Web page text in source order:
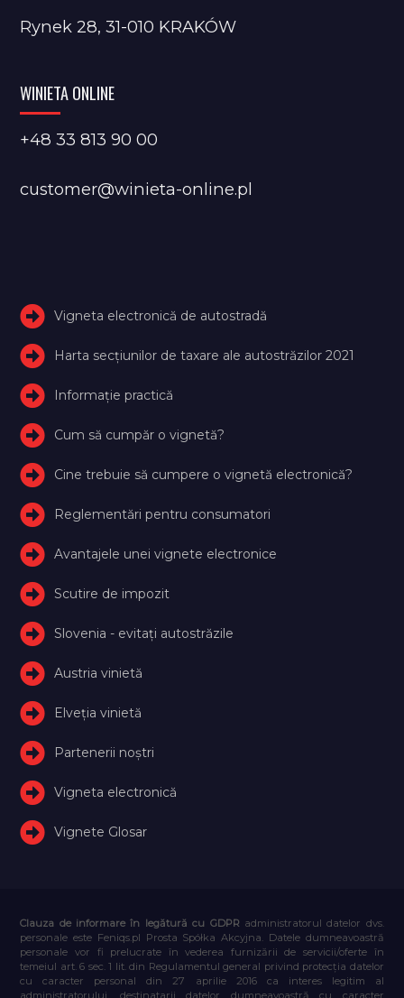
Rynek 28, 31-010 KRAKÓW
WINIETA ONLINE
+48 33 813 90 00
customer@winieta-online.pl
Vigneta electronică de autostradă
Harta secțiunilor de taxare ale autostrăzilor 2021
Informație practică
Cum să cumpăr o vignetă?
Cine trebuie să cumpere o vignetă electronică?
Reglementări pentru consumatori
Avantajele unei vignete electronice
Scutire de impozit
Slovenia - evitați autostrăzile
Austria vinietă
Elveţia vinietă
Partenerii noștri
Vigneta electronică
Vignete Glosar
Clauza de informare în legătură cu GDPR administratorul datelor dvs.
personale este Feniqs.pl Prosta Spółka Akcyjna. Datele dumneavoastră
personale vor fi prelucrate în vederea furnizării de servicii/oferte în
temeiul art. 6 sec. 1 lit. din Regulamentul general privind protecția datelor
cu caracter personal din 27 aprilie 2016 ca interes legitim al
administratorului, destinatarii datelor dumneavoastră cu caracter